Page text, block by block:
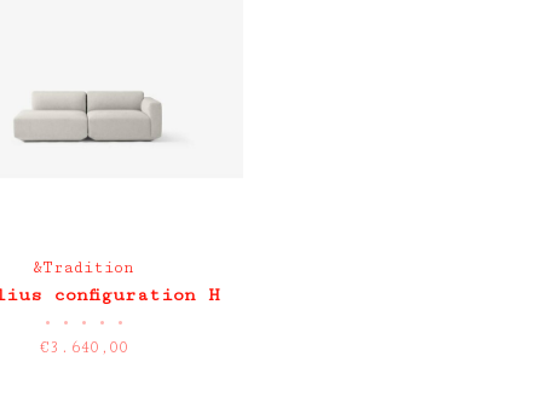
&Tradition
configuration H
• • • • •
€3.640,00